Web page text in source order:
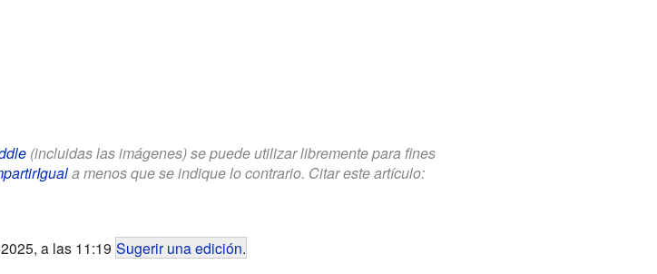
(incluidas las imágenes) se puede utilizar libremente para fines
a menos que se indique lo contrario. Citar este artículo:
a las 11:19 Sugerir una edición.